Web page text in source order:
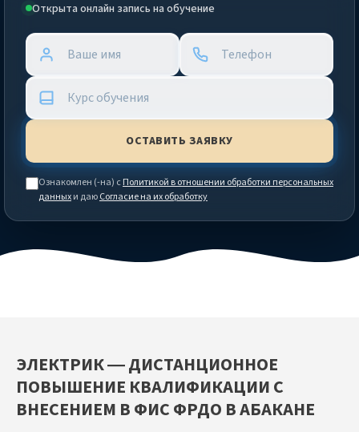
Открыта онлайн запись на обучение
Ознакомлен (-на) сПолитикой в отношении обработки персональных
данныхи даюСогласие на их обработку
ЭЛЕКТРИК — ДИСТАНЦИОННОЕ
ПОВЫШЕНИЕ КВАЛИФИКАЦИИ С
ВНЕСЕНИЕМ В ФИС ФРДО В АБАКАНЕ